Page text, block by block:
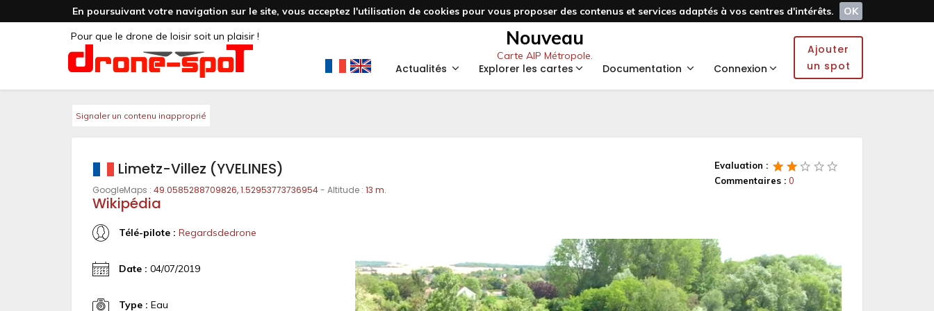
En poursuivant votre navigation sur le site, vous acceptez l'utilisation de cookies pour vous proposer des contenus et services adaptés à vos centres d'intérêts.
OK
Pour que le drone de loisir soit un plaisir !
Nouveau
Carte AIP Métropole.
Actualités Explorer les cartes Documentation Connexion
Ajouter
un spot
Signaler un contenu inapproprié
Evaluation :
Commentaires : 0
Limetz-Villez (YVELINES)
GoogleMaps : 49.0585288709826, 1.52953773736954- Altitude : 13 m.
Wikipédia
Télé-pilote : Regardsdedrone
Date : 04/07/2019
Type : Eau